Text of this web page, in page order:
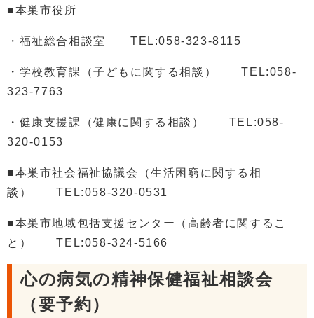
■本巣市役所
・福祉総合相談室 TEL:058-323-8115
・学校教育課（子どもに関する相談） TEL:058-
323-7763
・健康支援課（健康に関する相談） TEL:058-
320-0153
■本巣市社会福祉協議会（生活困窮に関する相
談） TEL:058-320-0531
■本巣市地域包括支援センター（高齢者に関するこ
と） TEL:058-324-5166
心の病気の精神保健福祉相談会
（要予約）